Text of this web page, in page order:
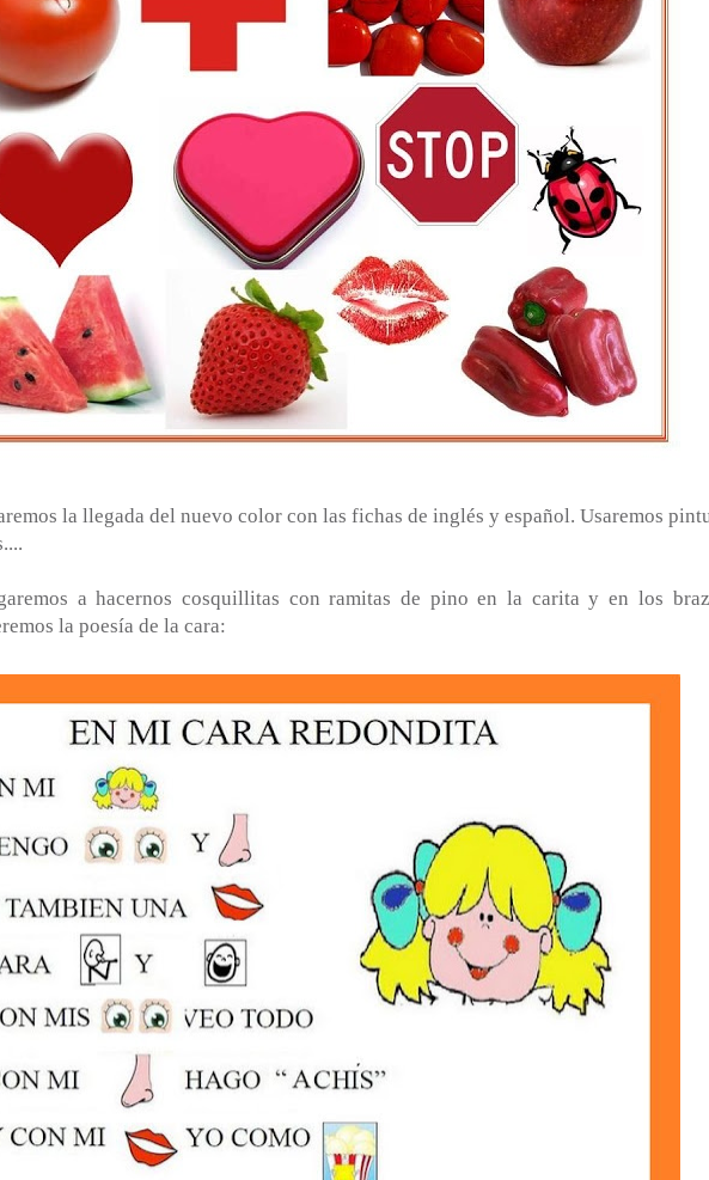
la llegada del nuevo color con las fichas de inglés y español. Usaremos
a hacernos cosquillitas con ramitas de pino en la carita y en los
la poesía de la cara: